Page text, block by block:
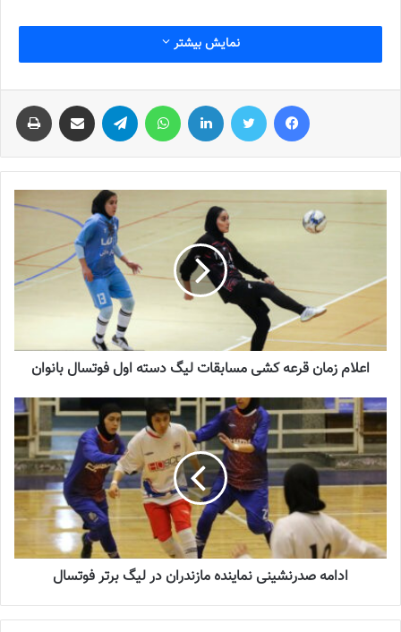
نمایش بیشتر
اعلام زمان قرعه کشی مسابقات لیگ دسته اول فوتسال بانوان
ادامه صدرنشینی نماینده مازندران در لیگ برتر فوتسال